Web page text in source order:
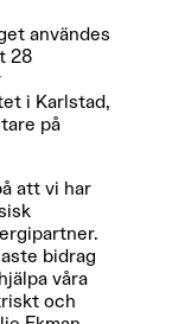
användes
28
i Karlstad,
på
att vi har
bidrag
våra
och